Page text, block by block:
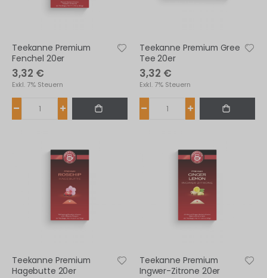
Teekanne Premium
Fenchel 20er
3,32 €
Exkl. 7% Steuern
Teekanne Premium Gree
Tee 20er
3,32 €
Exkl. 7% Steuern
Teekanne Premium
Hagebutte 20er
Teekanne Premium
Ingwer-Zitrone 20er